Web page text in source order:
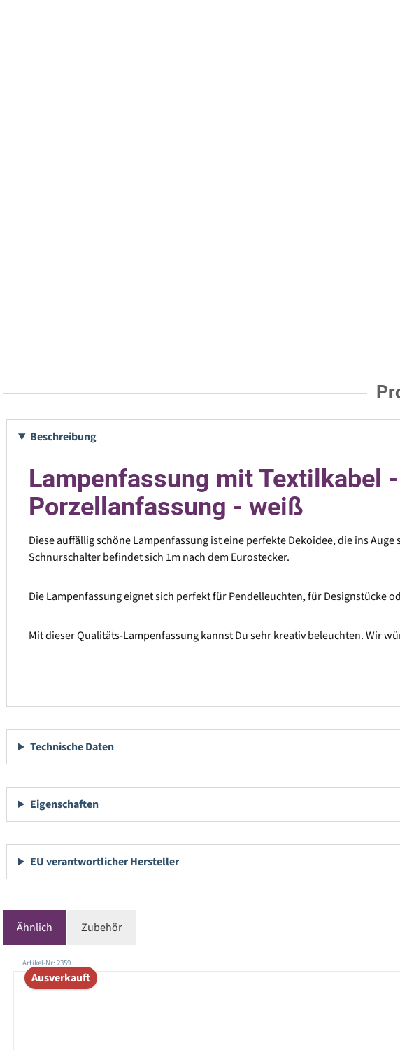
Beschreibung
Lampenfassung mit Textilkabel
Porzellanfassung - weiß
Diese auffällig schöne Lampenfassung ist eine perfekte Dekoidee, die ins
Schnurschalter befindet sich 1m nach dem Eurostecker.
Die Lampenfassung eignet sich perfekt für Pendelleuchten, für Designstücke
Mit dieser Qualitäts-Lampenfassung kannst Du sehr kreativ beleuchten. Wir
Technische Daten
Eigenschaften
EU verantwortlicher Hersteller
Ähnlich Zubehör
Produktgalerie überspringen
Artikel-Nr: 2359
Ausverkauft